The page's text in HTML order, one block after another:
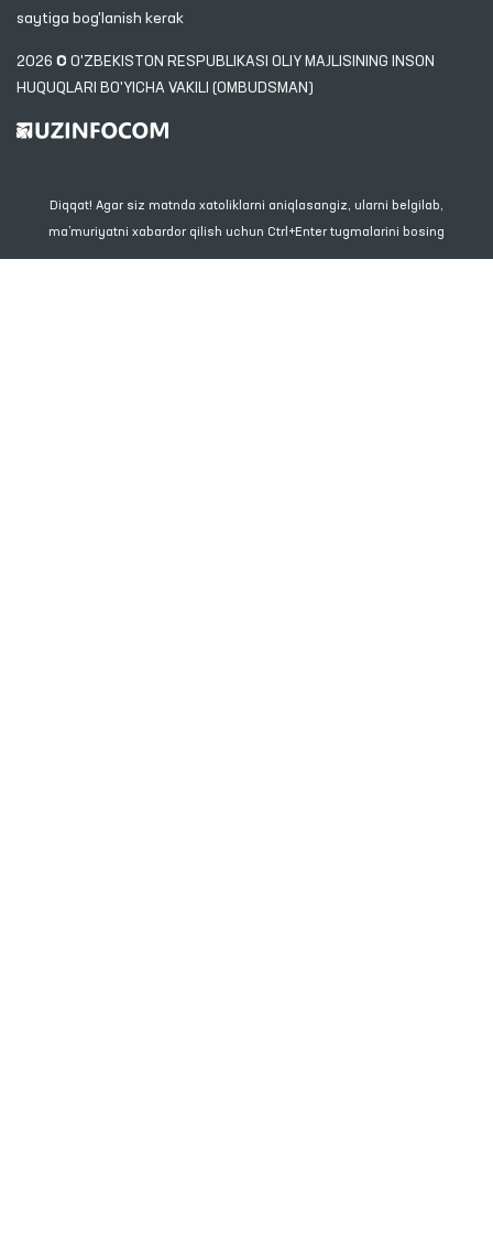
saytiga bog'lanish kerak
2026 © O'ZBEKISTON RESPUBLIKASI OLIY MAJLISINING INSON
HUQUQLARI BO'YICHA VAKILI (OMBUDSMAN)
Diqqat! Agar siz matnda xatoliklarni aniqlasangiz, ularni belgilab,
ma’muriyatni xabardor qilish uchun Ctrl+Enter tugmalarini bosing